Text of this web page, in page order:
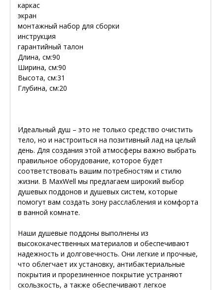
каркас
экран
монтажный набор для сборки
инструкция
гарантийный талон
Длина, см:90
Ширина, см:90
Высота, см:31
Глубина, см:20
Идеальный душ – это не только средство очистить
тело, но и настроиться на позитивный лад на целый
день. Для создания этой атмосферы важно выбрать
правильное оборудование, которое будет
соответствовать вашим потребностям и стилю
жизни. В MaxWell мы предлагаем широкий выбор
душевых поддонов и душевых систем, которые
помогут вам создать зону расслабления и комфорта
в ванной комнате.
Наши душевые поддоны выполнены из
высококачественных материалов и обеспечивают
надежность и долговечность. Они легкие и прочные,
что облегчает их установку, антибактериальные
покрытия и прорезиненное покрытие устраняют
скользкость, а также обеспечивают легкое